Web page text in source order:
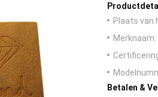
Plaats van
Merknaam:
Betalen &